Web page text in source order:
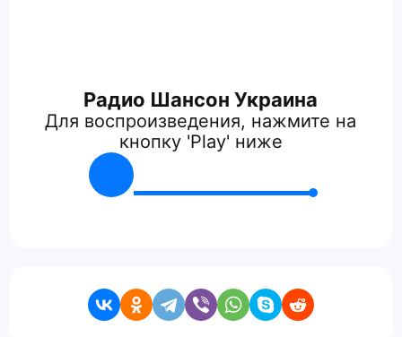
Радио Шансон Украина
Для воспроизведения, нажмите на
кнопку 'Play' ниже